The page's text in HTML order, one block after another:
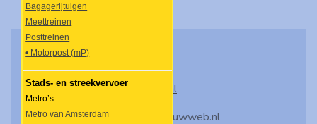
Contact:treinfanaat@hotmail.nl
© 2008 - 2025 Treinfanaat.jouwweb.nl
Bagagerijtuigen
Meettreinen
Posttreinen
• Motorpost (mP)
Stads- en streekvervoer
Metro’s:
Metro van Amsterdam